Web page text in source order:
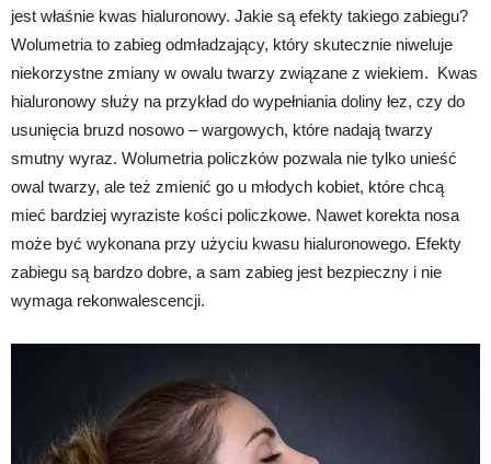
jest właśnie kwas hialuronowy. Jakie są efekty takiego zabiegu?
Wolumetria to zabieg odmładzający, który skutecznie niweluje
niekorzystne zmiany w owalu twarzy związane z wiekiem. Kwas
hialuronowy służy na przykład do wypełniania doliny łez, czy do
usunięcia bruzd nosowo – wargowych, które nadają twarzy
smutny wyraz. Wolumetria policzków pozwala nie tylko unieść
owal twarzy, ale też zmienić go u młodych kobiet, które chcą
mieć bardziej wyraziste kości policzkowe. Nawet korekta nosa
może być wykonana przy użyciu kwasu hialuronowego. Efekty
zabiegu są bardzo dobre, a sam zabieg jest bezpieczny i nie
wymaga rekonwalescencji.